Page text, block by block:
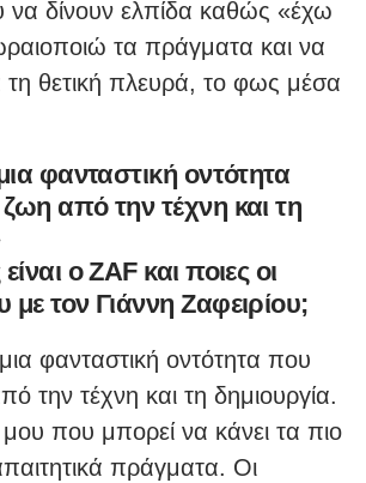
να δίνουν ελπίδα καθώς «έχω
τα πράγματα και να
θετική πλευρά, το φως μέσα
φανταστική οντότητα
από την τέχνη και τη
ο ZAF και ποιες οι
με τον Γιάννη Ζαφειρίου;
φανταστική οντότητα που
την τέχνη και τη δημιουργία.
που μπορεί να κάνει τα πιο
πράγματα. Οι